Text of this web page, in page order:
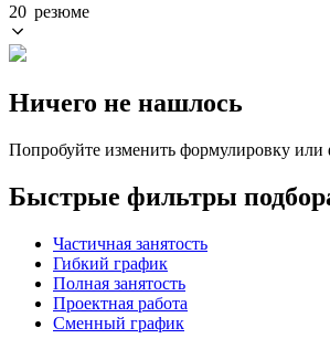
20 резюме
Ничего не нашлось
Попробуйте изменить формулировку или
Быстрые фильтры
Частичная занятость
Гибкий график
Полная занятость
Проектная работа
Сменный график